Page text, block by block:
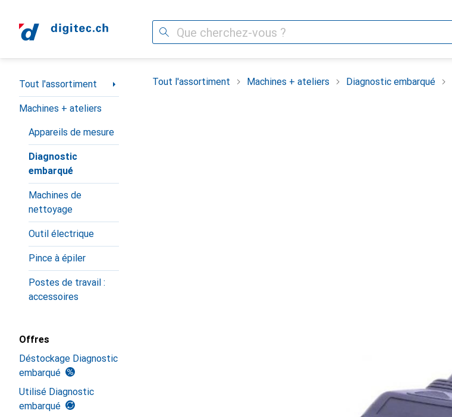
Recherche
Navigation par catégorie
Tout l'assortiment
Machines + ateliers
Appareils de mesure
Diagnostic
embarqué
Machines de
nettoyage
Outil électrique
Pince à épiler
Postes de travail :
accessoires
Offres
Déstockage Diagnostic
embarqué
Utilisé Diagnostic
embarqué
Tout l'assortiment Machines + ateliers Diagnostic embarqué